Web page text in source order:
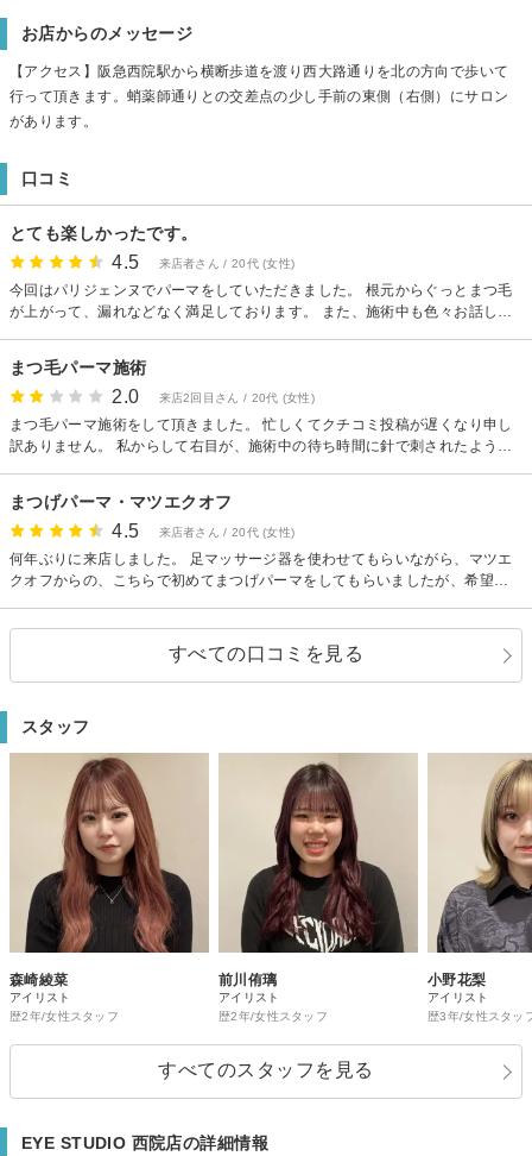
お店からのメッセージ
【アクセス】阪急西院駅から横断歩道を渡り西大路通りを北の方向で歩いて
行って頂きます。蛸薬師通りとの交差点の少し手前の東側（右側）にサロン
があります。
口コミ
とても楽しかったです。
4.5 来店者さん / 20代 (女性)
今回はパリジェンヌでパーマをしていただきました。 根元からぐっとまつ毛
が上がって、漏れなどなく満足しております。 また、施術中も色々お話して
まつ毛パーマ施術
2.0 来店2回目さん / 20代 (女性)
まつ毛パーマ施術をして頂きました。 忙しくてクチコミ投稿が遅くなり申し
訳ありません。 私からして右目が、施術中の待ち時間に針で刺されたような
師さんも理由は不明とのこと。アレルギーの人に起こるとおっしゃってられ
ましたが私は花粉症以外にアレルギーはありません。) 痛みがすごくあって、
施術師さんに伝えたところ シュポシュポする物で風をかけられ 「風をかける
と痛みがマシになる人もいるので」ということでした。 その赤みと痛みは1週
とってもきれいにカールしているのに右目はぐちゃぐちゃすぎます。 まつ毛
の生え際が赤紫色になっており、私が痛みを訴えたのもあり、焦られたのか
いてしまうことをプロなら察して頂きたかったし、そう説明をして風をかけ
いままでしたし、結果的に自らの手で仕上がりをぐちゃぐちゃにされただけ
でした。 左目はとってもきれいなカールだから 右目も風を掛けられなけれ
ば、左目のようなきれいなカールだったのだろうなと思うと残念でなりませ
まつげパーマ・マツエクオフ
4.5 来店者さん / 20代 (女性)
何年ぶりに来店しました。 足マッサージ器を使わせてもらいながら、マツエ
クオフからの、こちらで初めてまつげパーマをしてもらいましたが、希望通
すべての口コミを見る
スタッフ
森崎綾菜
アイリスト
歴2年/女性スタッフ
前川侑璃
アイリスト
歴2年/女性スタッフ
小野花梨
アイリスト
歴3年/女性スタッ
すべてのスタッフを見る
EYE STUDIO 西院店の詳細情報